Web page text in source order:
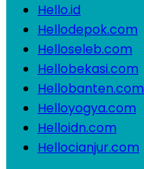
Hello.id
Hellodepok.com
Helloseleb.com
Hellobekasi.com
Hellobanten.com
Helloyogya.com
Helloidn.com
Hellocianjur.com